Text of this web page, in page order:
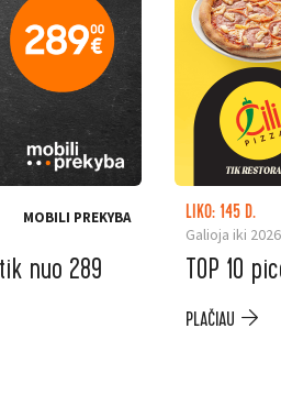
MOBILI PREKYBA
nuo 289
LIKO: 145 D.
Galioja iki
TOP 10
PLAČIAU